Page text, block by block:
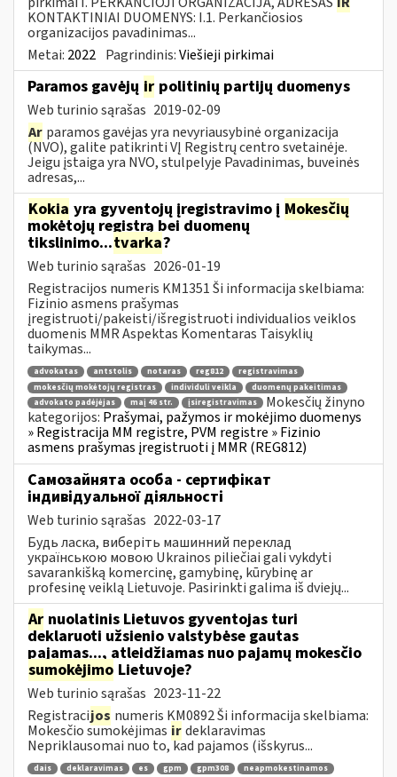
KONTAKTINIAI DUOMENYS: I.1. Perkančiosios
organizacijos pavadinimas...
Metai: 2022 Pagrindinis:Viešieji pirkimai
Paramos gavėjų ir politinių partijų duomenys
Web turinio sąrašas 2019-02-09
Ar paramos gavėjas yra nevyriausybinė organizacija
(NVO), galite patikrinti VĮ Registrų centro svetainėje.
Jeigu įstaiga yra NVO, stulpelyje Pavadinimas, buveinės
adresas,...
Kokia yra gyventojų įregistravimo į Mokesčių
mokėtojų registrą bei duomenų
tikslinimo...tvarka?
Web turinio sąrašas 2026-01-19
Registracijos numeris KM1351 Ši informacija skelbiama:
Fizinio asmens prašymas
įregistruoti/pakeisti/išregistruoti individualios veiklos
duomenis MMR Aspektas Komentaras Taisyklių
taikymas...
advokatas antstolis notaras reg812
registravimas
mokesčių mokėtojų registras
individuli veikla
duomenų pakeitimas
advokato padėjėjas
maį 46 str. įsiregistravimas
Mokesčių žinyno
kategorijos: Prašymai, pažymos ir mokėjimo duomenys
» Registracija MM registre, PVM registre » Fizinio
asmens prašymas įregistruoti į MMR (REG812)
Самозайнята особа - сертифікат
індивідуальної діяльності
Web turinio sąrašas 2022-03-17
Будь ласка, виберіть машинний переклад
українською мовою Ukrainos piliečiai gali vykdyti
savarankišką komercinę, gamybinę, kūrybinę ar
profesinę veiklą Lietuvoje. Pasirinkti galima iš dviejų...
Ar nuolatinis Lietuvos gyventojas turi
deklaruoti užsienio valstybėse gautas
pajamas..., atleidžiamas nuo pajamų mokesčio
sumokėjimo Lietuvoje?
Web turinio sąrašas 2023-11-22
Registracijos numeris KM0892 Ši informacija skelbiama:
Mokesčio sumokėjimas irdeklaravimas
Nepriklausomai nuo to, kad pajamos (išskyrus...
dais deklaravimas es gpm gpm308
neapmokestinamos